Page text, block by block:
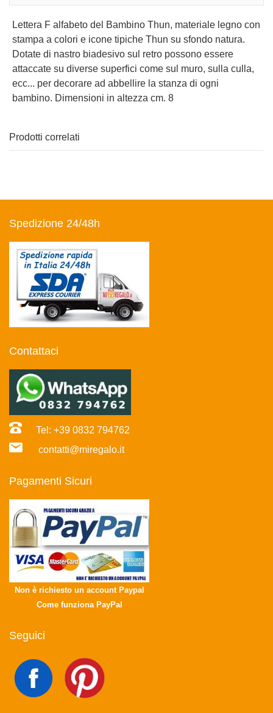
Lettera F alfabeto del Bambino Thun, materiale legno con
stampa a colori e icone tipiche Thun su sfondo natura.
Dotate di nastro biadesivo sul retro possono essere
attaccate su diverse superfici come sul muro, sulla culla,
ecc... per decorare ad abbellire la stanza di ogni
bambino. Dimensioni in altezza cm. 8
Prodotti correlati
Spedizione 24/48h
Contattaci
Tel: +39 0832 794762
contatti@miregalo.it
Pagamenti Sicuri
Non è richiesto un account Paypal
Come funziona PayPal
Seguici